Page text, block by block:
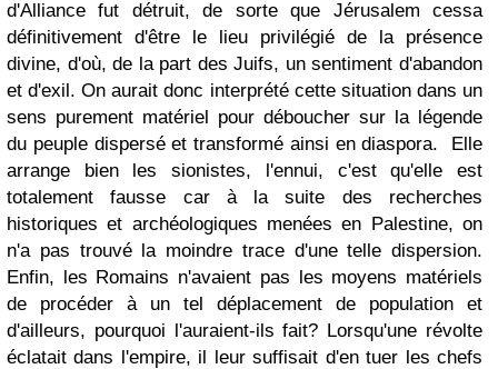
d'Alliance fut détruit, de sorte que Jérusalem cessa
définitivement d'être le lieu privilégié de la présence
divine, d'où, de la part des Juifs, un sentiment d'abandon
et d'exil. On aurait donc interprété cette situation dans un
sens purement matériel pour déboucher sur la légende
du peuple dispersé et transformé ainsi en diaspora. Elle
arrange bien les sionistes, l'ennui, c'est qu'elle est
totalement fausse car à la suite des recherches
historiques et archéologiques menées en Palestine, on
n'a pas trouvé la moindre trace d'une telle dispersion.
Enfin, les Romains n'avaient pas les moyens matériels
de procéder à un tel déplacement de population et
d'ailleurs, pourquoi l'auraient-ils fait? Lorsqu'une révolte
éclatait dans l'empire, il leur suffisait d'en tuer les chefs